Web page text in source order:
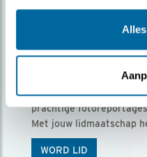
Ontvang 5 x
Vogels is het tijdschrift
prachtige
Met jouw lidmaatschap
WORD LID